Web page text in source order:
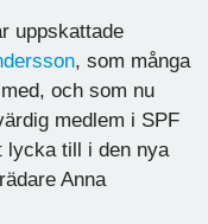
uppskattade
, som många
och som nu
medlem i SPF
lycka till i den nya
Anna